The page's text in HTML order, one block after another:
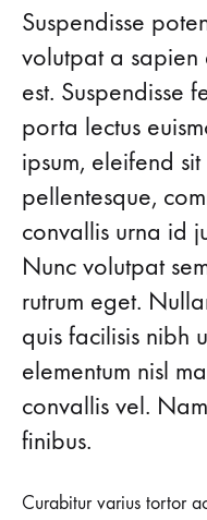
Go
Behind
the
Scenes
at
London
Fashion
Week
Spring
年
Suspendisse
volutpat a sapien
est. Suspendisse
porta lectus
ipsum, eleifend
pellentesque,
convallis urna id
Nunc volutpat
rutrum eget.
quis facilisis nibh
elementum nisl
convallis vel.
finibus.
Curabitur varius tortor